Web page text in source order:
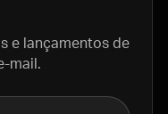
e lançamentos de
mail.